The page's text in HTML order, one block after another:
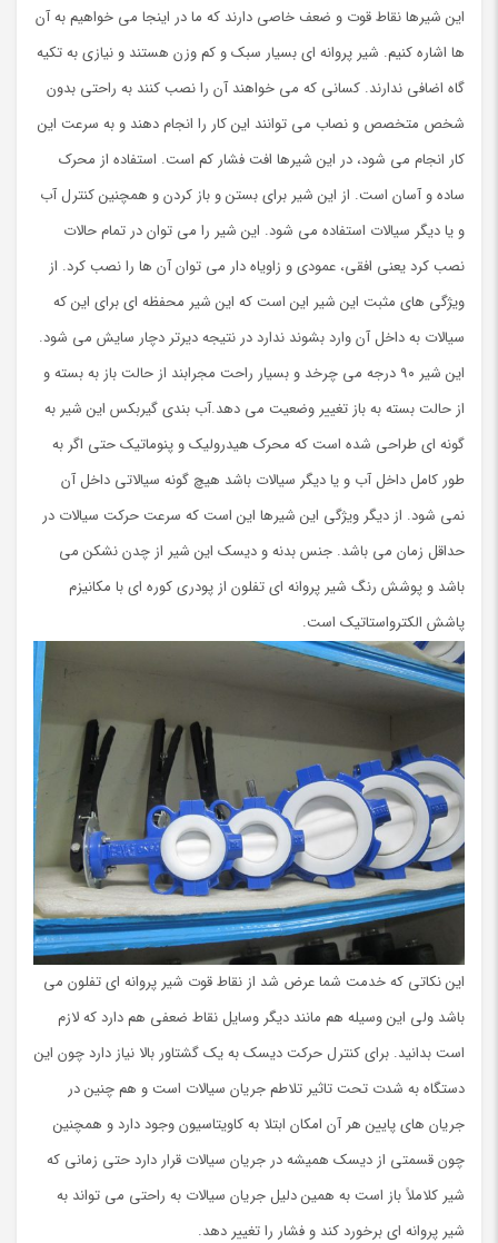
این شیرها نقاط قوت و ضعف خاصی دارند که ما در اینجا می خواهیم به آن
ها اشاره کنیم. شیر پروانه ای بسیار سبک و کم وزن هستند و نیازی به تکیه
گاه اضافی ندارند. کسانی که می خواهند آن را نصب کنند به راحتی بدون
شخص متخصص و نصاب می توانند این کار را انجام دهند و به سرعت این
کار انجام می شود، در این شیرها افت فشار کم است. استفاده از محرک
ساده و آسان است. از این شیر برای بستن و باز کردن و همچنین کنترل آب
و یا دیگر سیالات استفاده می شود. این شیر را می توان در تمام حالات
نصب کرد یعنی افقی، عمودی و زاویاه دار می توان آن ها را نصب کرد. از
ویژگی های مثبت این شیر این است که این شیر محفظه ای برای این که
سیالات به داخل آن وارد بشوند ندارد در نتیجه دیرتر دچار سایش می شود.
این شیر ۹۰ درجه می چرخد و بسیار راحت مجرابند از حالت باز به بسته و
از حالت بسته به باز تغییر وضعیت می دهد.آب بندی گیربکس این شیر به
گونه ای طراحی شده است که محرک هیدرولیک و پنوماتیک حتی اگر به
طور کامل داخل آب و یا دیگر سیالات باشد هیچ گونه سیالاتی داخل آن
نمی شود. از دیگر ویژگی این شیرها این است که سرعت حرکت سیالات در
حداقل زمان می باشد. جنس بدنه و دیسک این شیر از چدن نشکن می
باشد و پوشش رنگ شیر پروانه ای تفلون از پودری کوره ای با مکانیزم
پاشش الکترواستاتیک است.
این نکاتی که خدمت شما عرض شد از نقاط قوت شیر پروانه ای تفلون می
باشد ولی این وسیله هم مانند دیگر وسایل نقاط ضعفی هم دارد که لازم
است بدانید. برای کنترل حرکت دیسک به یک گشتاور بالا نیاز دارد چون این
دستگاه به شدت تحت تاثیر تلاطم جریان سیالات است و هم چنین در
جریان های پایین هر آن امکان ابتلا به کاویتاسیون وجود دارد و همچنین
چون قسمتی از دیسک همیشه در جریان سیالات قرار دارد حتی زمانی که
شیر کلاملاً باز است به همین دلیل جریان سیالات به راحتی می تواند به
شیر پروانه ای برخورد کند و فشار را تغییر دهد.